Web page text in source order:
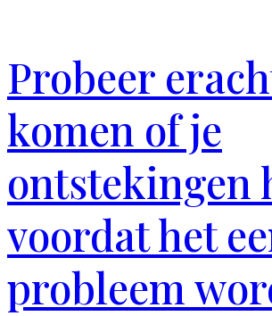
Probeer
komen of je
ontstekingen
voordat het
probleem